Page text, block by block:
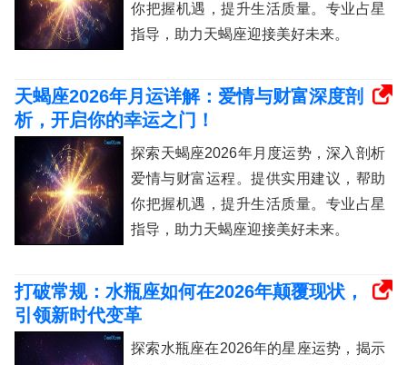
你把握机遇，提升生活质量。专业占星
指导，助力天蝎座迎接美好未来。
天蝎座2026年月运详解：爱情与财富深度剖
析，开启你的幸运之门！
探索天蝎座2026年月度运势，深入剖析
爱情与财富运程。提供实用建议，帮助
你把握机遇，提升生活质量。专业占星
指导，助力天蝎座迎接美好未来。
打破常规：水瓶座如何在2026年颠覆现状，
引领新时代变革
探索水瓶座在2026年的星座运势，揭示